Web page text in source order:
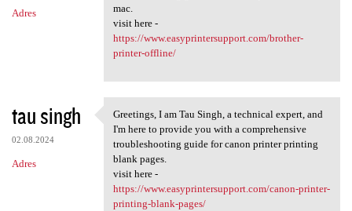
Adres
mac.
visit here -
https://www.easyprintersupport.com/brother-
printer-offline/
tau singh
02.08.2024
Adres
Greetings, I am Tau Singh, a
Greetings, I am Tau Singh, a technical expert, and
I'm here to provide you with a comprehensive
troubleshooting guide for canon printer printing
blank pages.
visit here -
https://www.easyprintersupport.com/canon-printer-
printing-blank-pages/